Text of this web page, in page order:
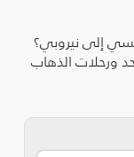
إلى نيروبي؟
ورحلات الذهاب